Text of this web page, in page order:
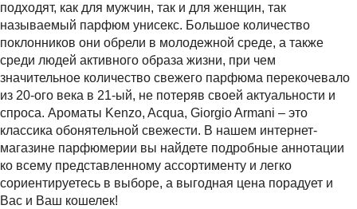
подходят, как для мужчин, так и для женщин, так
называемый парфюм унисекс. Большое количество
поклонников они обрели в молодежной среде, а также
среди людей активного образа жизни, при чем
значительное количество свежего парфюма перекочевало
из 20-ого века в 21-ый, не потеряв своей актуальности и
спроса. Ароматы Kenzo, Acqua, Giorgio Armani – это
классика обонятельной свежести. В нашем интернет-
магазине парфюмерии вы найдете подробные аннотации
ко всему представленному ассортименту и легко
сориентируетесь в выборе, а выгодная цена порадует и
Вас и Ваш кошелек!